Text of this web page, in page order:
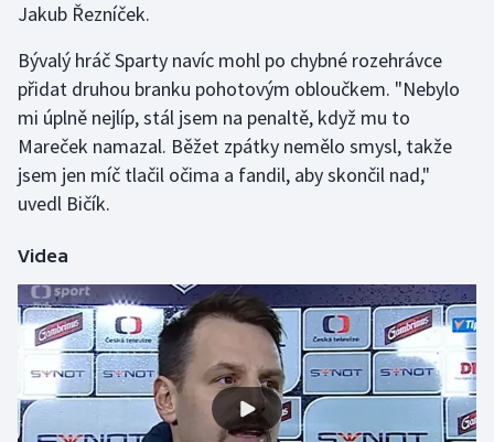
Gymnastika
Házená
Jezdectví
Krasobruslení
Lezení
Lyže a snowboard
Jakub Řezníček.
Bývalý hráč Sparty navíc mohl po chybné rozehrávce
přidat druhou branku pohotovým obloučkem. "Nebylo
mi úplně nejlíp, stál jsem na penaltě, když mu to
Mareček namazal. Běžet zpátky nemělo smysl, takže
jsem jen míč tlačil očima a fandil, aby skončil nad,"
uvedl Bičík.
Videa